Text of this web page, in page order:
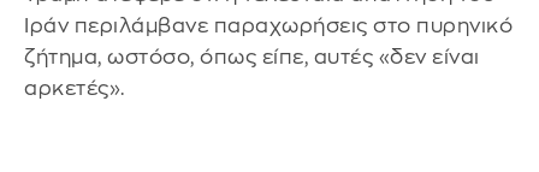
Ιράν περιλάμβανε παραχωρήσεις στο πυρηνικό
ζήτημα, ωστόσο, όπως είπε, αυτές «δεν είναι
αρκετές».